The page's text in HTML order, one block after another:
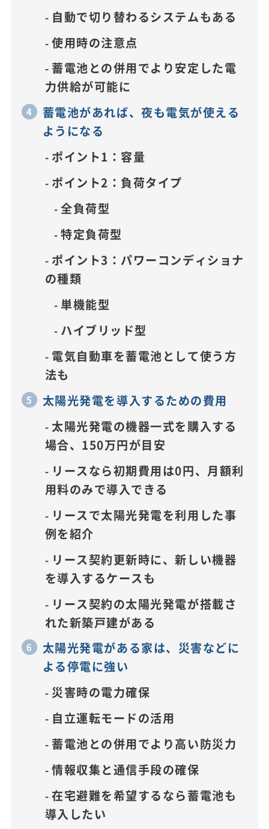
自動で切り替わるシステムもある
使用時の注意点
蓄電池との併用でより安定した電
力供給が可能に
蓄電池があれば、夜も電気が使える
ようになる
ポイント1：容量
ポイント2：負荷タイプ
全負荷型
特定負荷型
ポイント3：パワーコンディショナ
の種類
単機能型
ハイブリッド型
電気自動車を蓄電池として使う方
法も
太陽光発電を導入するための費用
太陽光発電の機器一式を購入する
場合、150万円が目安
リースなら初期費用は0円、月額利
用料のみで導入できる
リースで太陽光発電を利用した事
例を紹介
リース契約更新時に、新しい機器
を導入するケースも
リース契約の太陽光発電が搭載さ
れた新築戸建がある
太陽光発電がある家は、災害などに
よる停電に強い
災害時の電力確保
自立運転モードの活用
蓄電池との併用でより高い防災力
情報収集と通信手段の確保
在宅避難を希望するなら蓄電池も
導入したい